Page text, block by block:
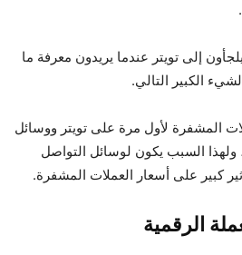
إلى تويتر عندما يريدون معرفة ما
الكبير التالي.
المشفرة لأول مرة على تويتر ووسائل
ولهذا السبب يكون لوسائل التواصل
كبير على أسعار العملات المشفرة.
الرقمية